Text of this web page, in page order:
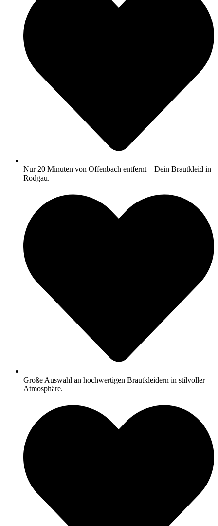
Nur 20 Minuten von Offenbach entfernt – Dein Brautkleid in
Rodgau.
Große Auswahl an hochwertigen Brautkleidern in stilvoller
Atmosphäre.